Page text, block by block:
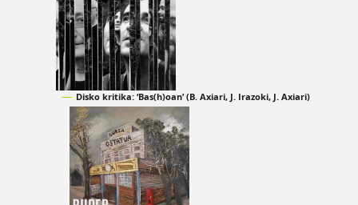
Disko kritika: ‘Bas(h)oan’ (B. Axiari, J. Irazoki, J. Axiari)